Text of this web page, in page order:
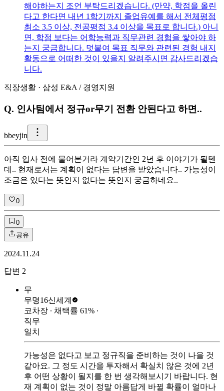
해야하는지 조언 부탁드리겠습니다. (만약, 학점을 올린
다고 한다면 내년 1학기까지 졸업유예를 해서 전체평점
최소 3.5 이상, 전공평점 3.4 이상을 목표로 합니다.) 아니
면, 학점 보다는 어학능력과 직무관련 경험을 쌓아야 하
는지 궁금합니다. 덧붙여 목표 직무와 관련된 경험 내지
활동으로 어떠한 것이 있을지 알려주시면 감사드리겠습
니다.
직장생활 · 삼성 E&A / 경영지원
Q. 인사팀에서 정규or무기 전환 안된다고 하면..
bbeyjin
아직 입사 전에 물어본거라 계약기간인 2년 후 이야기가 될텐
데.. 현재로서는 계획이 없다는 답변을 받았습니다.. 가능성이
조금은 있다는 뜻인지 없다는 뜻인지 궁금하네요..
0
0
공유
2024.11.24
답변 2
무
무명16신세계
코차장 ∙ 채택률 61% ∙
직무
일치
가능성은 없다고 보고 정규직을 준비하는 것이 나을 것
같아요. 그 정도 시간을 투자해서 확실치 않은 것에 2년
후 어떤 상황이 될지를 한 번 생각해보시기 바랍니다. 현
재 계획이 없는 것이 정말 아름답게 바뀔 확률이 얼마나